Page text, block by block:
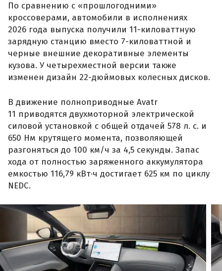
По сравнению с «прошлогодними»
кроссоверами, автомобили в исполнениях
2026 года выпуска получили 11-киловаттную
зарядную станцию вместо 7-киловаттной и
черные внешние декоративные элементы
кузова. У четырехместной версии также
изменен дизайн 22-дюймовых колесных дисков.
В движение полноприводные Avatr
11 приводятся двухмоторной электрической
силовой установкой с общей отдачей 578 л. с. и
650 Нм крутящего момента, позволяющей
разгоняться до 100 км/ч за 4,5 секунды. Запас
хода от полностью заряженного аккумулятора
емкостью 116,79 кВт·ч достигает 625 км по циклу
NEDC.